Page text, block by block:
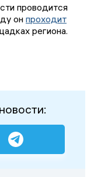
проводится
он проходит
региона.